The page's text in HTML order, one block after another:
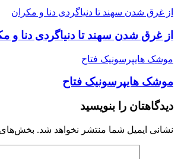
از غرق شدن سهند تا دنیاگردی دنا و مکران
از غرق شدن سهند تا دنیاگردی دنا و
موشک ‌هایپرسونیک فتاح
موشک ‌هایپرسونیک فتاح
دیدگاهتان را بنویسید
نشانی ایمیل شما منتشر نخواهد شد. بخش‌های